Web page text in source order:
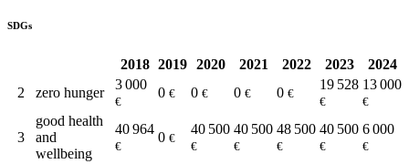
SDGs
2018 2019 2020 2021 2022 2023
2024
2
zero hunger
3 000
€
0 € 0 € 0 € 0 €
19 528
€
13 000
€
3
good health
and
wellbeing
40 964
€
0 €
40 500
€
40 500
€
48 500
€
40 500
€
6 000
€